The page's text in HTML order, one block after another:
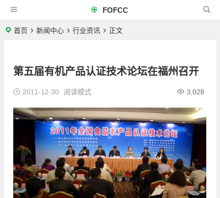
FOFCC
首页 新闻中心 行业资讯 正文
第五届有机产品认证技术论坛在福州召开
2011-12-30 3,028
阅读模式